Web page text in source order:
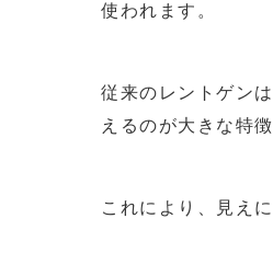
使われます。
従来のレントゲン
えるのが大きな特徴
これにより、見え